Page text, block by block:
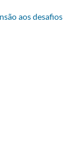
aos desafios